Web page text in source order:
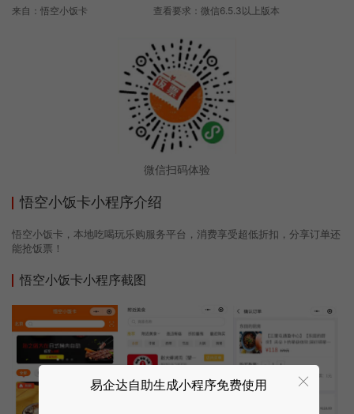
来自：悟空小饭卡
查看要求：微信6.5.3以上版本
微信扫码体验
悟空小饭卡小程序介绍
悟空小饭卡，本地吃喝玩乐购服务平台，消费享受超低折扣，分享订单还
能抢饭票！
悟空小饭卡小程序截图
易企达自助生成小程序免费使用